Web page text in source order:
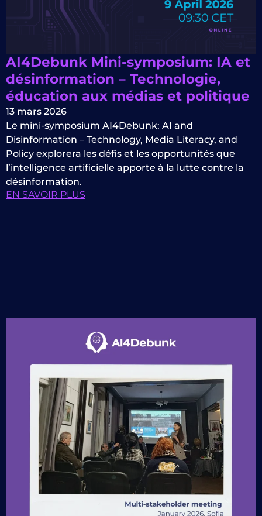
AI4Debunk Mini-symposium: IA et
désinformation – Technologie,
éducation aux médias et politique
13 mars 2026
Le mini-symposium AI4Debunk: AI and
Disinformation – Technology, Media Literacy, and
Policy explorera les défis et les opportunités que
l’intelligence artificielle apporte à la lutte contre la
désinformation.
EN SAVOIR PLUS